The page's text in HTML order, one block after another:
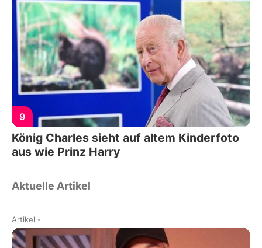
9
König Charles sieht auf altem Kinderfoto
aus wie Prinz Harry
Aktuelle Artikel
Artikel -